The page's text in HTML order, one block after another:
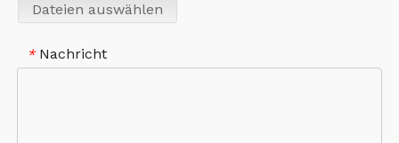
Dateien auswählen
* Nachricht